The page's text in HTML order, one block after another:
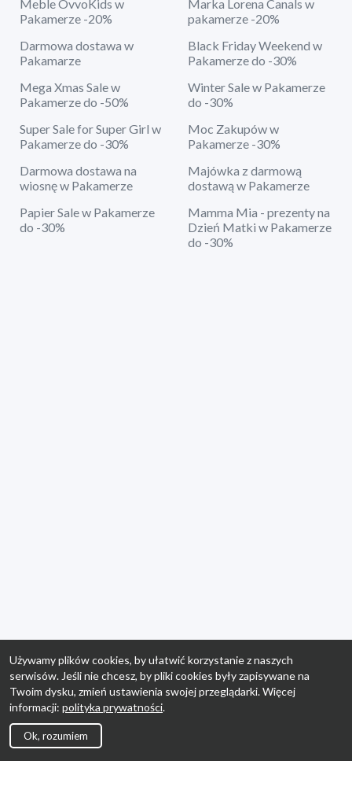
Meble OvvoKids w
Pakamerze -20%
Marka Lorena Canals w
pakamerze -20%
Darmowa dostawa w
Pakamarze
Black Friday Weekend w
Pakamerze do -30%
Mega Xmas Sale w
Pakamerze do -50%
Winter Sale w Pakamerze
do -30%
Super Sale for Super Girl w
Pakamerze do -30%
Moc Zakupów w
Pakamerze -30%
Darmowa dostawa na
wiosnę w Pakamerze
Majówka z darmową
dostawą w Pakamerze
Papier Sale w Pakamerze
do -30%
Mamma Mia - prezenty na
Dzień Matki w Pakamerze
do -30%
Używamy plików cookies, by ułatwić korzystanie z naszych
serwisów. Jeśli nie chcesz, by pliki cookies były zapisywane na
Twoim dysku, zmień ustawienia swojej przeglądarki. Więcej
informacji: polityka prywatności.
Ok, rozumiem